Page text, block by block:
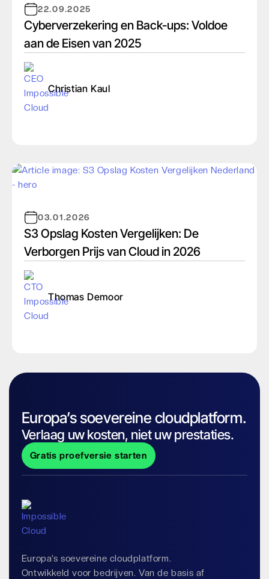
22.09.2025
Cyberverzekering en Back-ups: Voldoe
aan de Eisen van 2025
Christian Kaul
03.01.2026
S3 Opslag Kosten Vergelijken: De
Verborgen Prijs van Cloud in 2026
Thomas Demoor
Europa’s soevereine cloudplatform.
Verlaag uw kosten, niet uw prestaties.
Gratis proefversie starten
Europa’s soevereine cloudplatform.
Ontwikkeld voor bedrijven. Van de basis af